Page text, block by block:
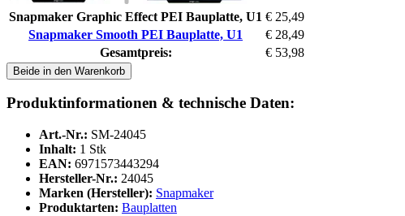
Snapmaker Graphic Effect PEI Bauplatte, U1 € 25,49
Snapmaker Smooth PEI Bauplatte, U1
€ 28,49
Gesamtpreis:
€ 53,98
Beide in den Warenkorb
Produktinformationen & technische Daten:
Art.-Nr.: SM-24045
Inhalt: 1 Stk
EAN: 6971573443294
Hersteller-Nr.: 24045
Marken (Hersteller): Snapmaker
Produktarten: Bauplatten